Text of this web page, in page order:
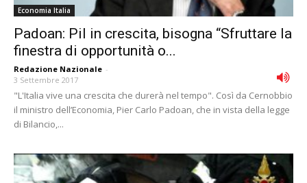
Economia Italia
Padoan: Pil in crescita, bisogna “Sfruttare la
finestra di opportunità o...
Redazione Nazionale -
3 Settembre 2017
"L'Italia vive una crescita che durerà nel tempo". Così da Cernobbio
il ministro dell’Economia, Pier Carlo Padoan, che in vista della legge
di Bilancio,...